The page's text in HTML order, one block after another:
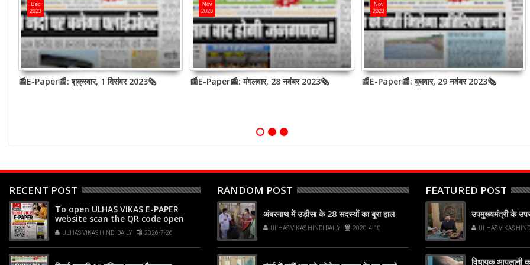
Dec
2023
📰E-Paper📰: शुक्रवार, 1 दिसंबर 2023🗞
Nov
2023
📰E-Paper📰: मंगलवार, 28 नवंबर 2023🗞
Nov
2023
📰E-Paper📰: बुधवार, 29 नवंबर 2023🗞
RECENT POST
To open ULHAS VIKAS E-PAPER
website scan the QR code open
your phone's camera app or
Google Lens, point it at the code,
and tap the web link popup that
ULHAS VIKAS HINDI DAILY 2026-7-26
RANDOM POST
अंबरनाथ में उड़ीसा के 28 सदस्यों का बुरा हाल
ULHAS VIKAS HINDI DAILY 2020-4-10
FEATURED POST
उपमुख्यमंत्री के
ULHAS VIKAS
विधायक आयलानी